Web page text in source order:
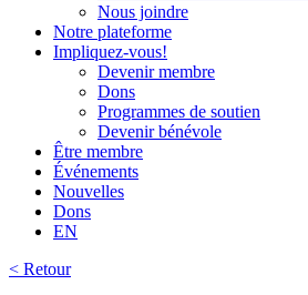
Nous joindre
Notre plateforme
Impliquez-vous!
Devenir membre
Dons
Programmes de soutien
Devenir bénévole
Être membre
Événements
Nouvelles
Dons
EN
< Retour